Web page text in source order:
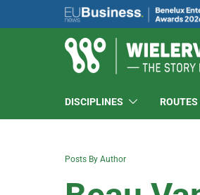
DISCIPLINES
Posts By Author